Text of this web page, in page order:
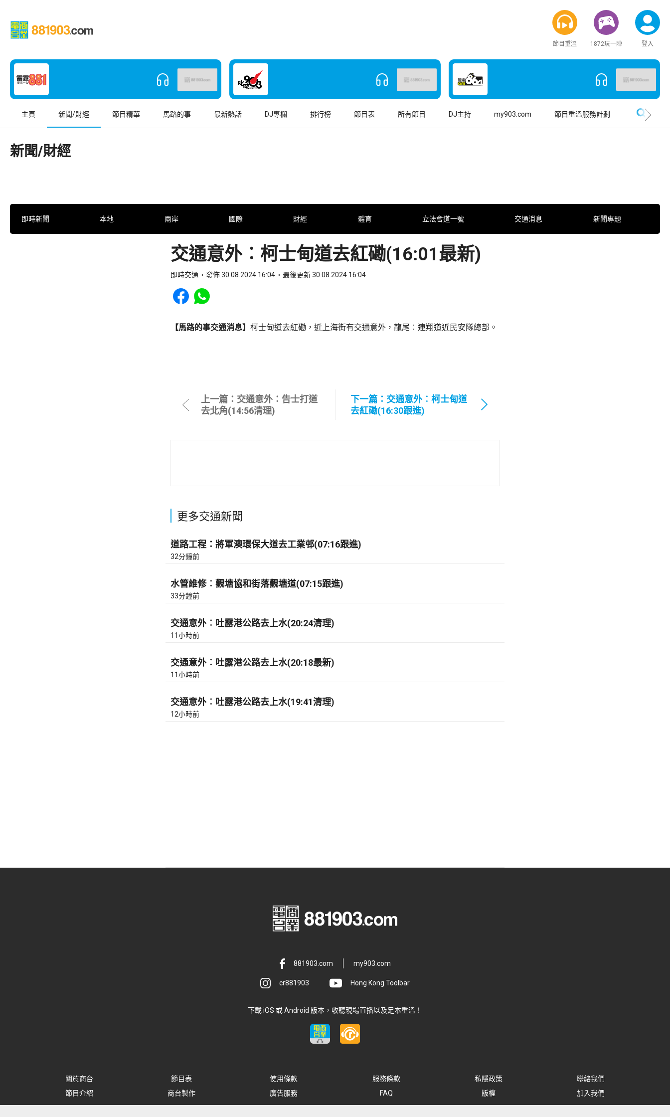
節目重溫 1872玩一陣 登入
主頁 新聞/財經 節目精華 馬路的事 最新熱話 DJ專欄 排行榜 節目表 所有節目 DJ主持 my903.com 節目重溫服務計劃
新聞/財經
即時新聞 本地 兩岸 國際 財經 體育 立法會道一號 交通消息 新聞專題
交通意外︰柯士甸道去紅磡(16:01最新)
即時交通 發佈 30.08.2024 16:04 最後更新 30.08.2024 16:04
Share to Facebook
Share to WhatsApp
【馬路的事交通消息】 柯士甸道去紅磡，近上海街有交通意外，龍尾︰連翔道近民安隊總部。
上一篇：交通意外：告士打道
去北角(14:56清理)
下一篇：交通意外︰柯士甸道
去紅磡(16:30跟進)
更多交通新聞
道路工程：將軍澳環保大道去工業邨(07:16跟進)
32分鐘前
水管維修︰觀塘協和街落觀塘道(07:15跟進)
33分鐘前
交通意外︰吐露港公路去上水(20:24清理)
11小時前
交通意外︰吐露港公路去上水(20:18最新)
11小時前
交通意外︰吐露港公路去上水(19:41清理)
12小時前
881903.com my903.com
cr881903 Hong Kong Toolbar
下載 iOS 或 Android 版本，收聽現場直播以及足本重溫！
關於商台 節目表 使用條款 服務條款 私隱政策
聯絡我們
節目介紹
商台製作 廣告服務 FAQ 版權 加入我們